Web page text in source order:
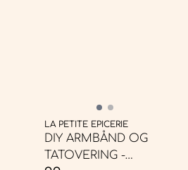
LA PETITE EPICERIE
DIY ARMBÅND OG
TATOVERING -